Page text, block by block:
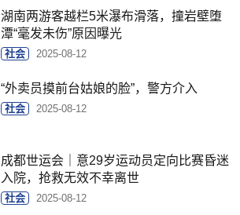
湖南两游客越栏5米瀑布滑落，撞岩壁堕
潭“毫发未伤”原因曝光
社会 2025-08-12
“外卖员摸前台姑娘的脸”，警方介入
社会 2025-08-12
成都世运会｜意29岁运动员定向比赛昏迷
入院，抢救无效不幸离世
社会 2025-08-12